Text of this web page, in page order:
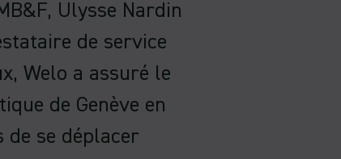
Ulysse Nardin
de service
Welo a assuré le
de Genève en
se déplacer